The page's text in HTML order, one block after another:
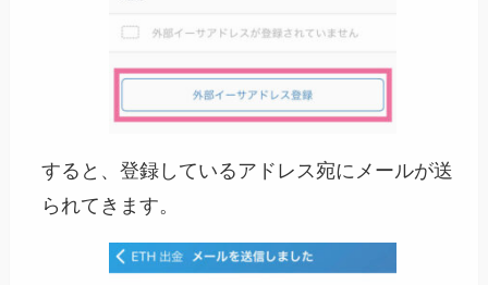
すると、登録しているアドレス宛にメールが送
られてきます。